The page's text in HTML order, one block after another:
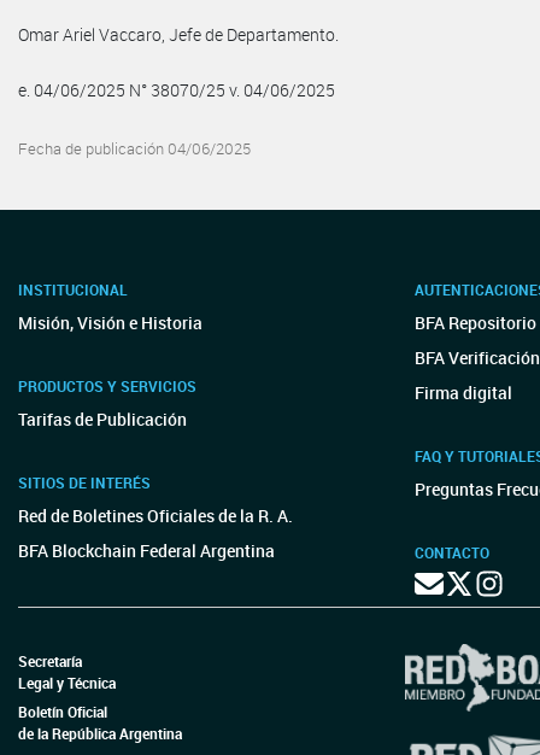
Omar Ariel Vaccaro, Jefe de Departamento.
e. 04/06/2025 N° 38070/25 v. 04/06/2025
Fecha de publicación 04/06/2025
INSTITUCIONAL
Misión, Visión e Historia
PRODUCTOS Y SERVICIOS
Tarifas de Publicación
SITIOS DE INTERÉS
Red de Boletines Oficiales de la R. A.
BFA Blockchain Federal Argentina
BFA
BFA Verificación
Firma digital
FAQ Y
Preguntas
CONTACTO
Secretaría
Legal y Técnica
Boletín Oficial
de la República Argentina